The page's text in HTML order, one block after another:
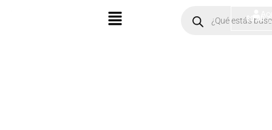
Menú
search
$0.00